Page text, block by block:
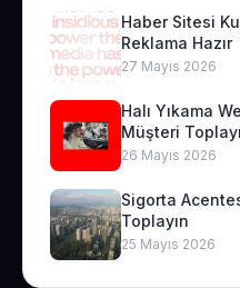
Haber Sitesi
Reklama Hazır
27 Mayıs 2026
Halı Yıkama
Müşteri
26 Mayıs 2026
Sigorta
Toplayın
25 Mayıs 2026